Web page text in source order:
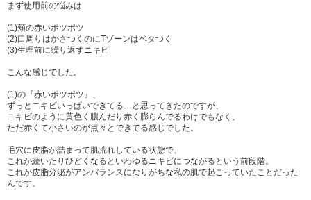
まず使用前の悩みは
(1)頬の赤いポツポツ
(2)口周りはかさつくのにTゾーンはベタつく
(3)生理前に繰り返すニキビ
こんな感じでした。
(1)の『赤いポツポツ』、
ずっとニキビいっぱいできてる…と思ってきたのですが、
ニキビのように黄色く膿んだり赤く膨らんでるわけでもなく、
ただ赤くて小さいのが点々とできてる感じでした。
毛穴に皮脂が詰まって肌荒れしている状態で、
これが続いたりひどくなるといわゆるニキビにつながるという前段階。
これが皮脂分泌がアンバランスになりがちな私の肌で起こっていたことだった
んです。